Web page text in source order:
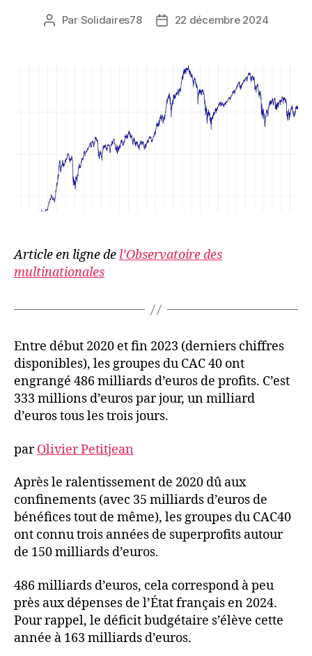
Auteur
Par Solidaires78
Date22 décembre 2024
Article en ligne de l’Observatoire des
multinationales
Entre début 2020 et fin 2023 (derniers chiffres
disponibles), les groupes du CAC 40 ont
engrangé 486 milliards d’euros de profits. C’est
333 millions d’euros par jour, un milliard
d’euros tous les trois jours.
parOlivier Petitjean
Après le ralentissement de 2020 dû aux
confinements (avec 35 milliards d’euros de
bénéfices tout de même), les groupes du CAC40
ont connu trois années de superprofits autour
de 150 milliards d’euros.
486 milliards d’euros, cela correspond à peu
près aux dépenses de l’État français en 2024.
Pour rappel, le déficit budgétaire s’élève cette
année à 163 milliards d’euros.